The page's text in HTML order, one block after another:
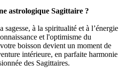
astrologique Sagittaire ?
à la spiritualité et à l’énergie
et l'optimisme du
boisson devient un moment de
intérieure, en parfaite harmonie
des Sagittaires.